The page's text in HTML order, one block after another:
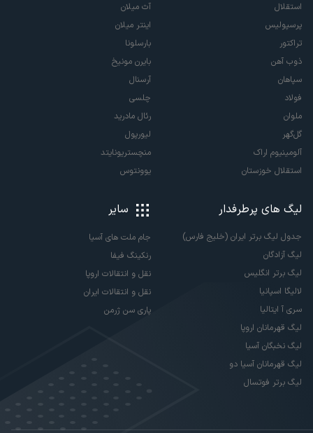
استقلال
پرسپولیس
تراکتور
ذوب آهن
سپاهان
فولاد
ملوان
گل‌گهر
آلومینیوم اراک
استقلال خوزستان
آث میلان
اینتر میلان
بارسلونا
بایرن مونیخ
آرسنال
چلسی
رئال مادرید
لیورپول
منچستریونایتد
یوونتوس
لیگ های پرطرفدار
جدول لیگ برتر ایران (خلیج فارس)
لیگ آزادگان
لیگ برتر انگلیس
لالیگا اسپانیا
سری آ ایتالیا
لیگ قهرمانان اروپا
لیگ نخبگان آسیا
لیگ قهرمانان آسیا دو
لیگ برتر فوتسال
سایر
جام ملت های آسیا
رنکینگ فیفا
نقل و انتقالات اروپا
نقل و انتقالات ایران
پاری سن ژرمن